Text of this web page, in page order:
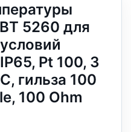
5260 для
Pt 100, 3
гильза 100
100 Ohm